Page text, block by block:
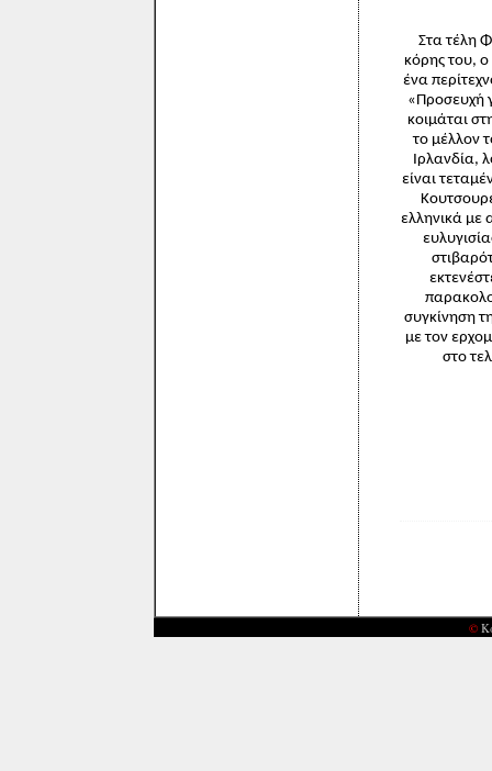
Στα τέλη
κόρης του,
ένα
«Προσευχή
κοιμάται
το μέλλον
Ιρλανδία,
είναι
ελληνικά με
συγκίνηση
με τον
στο
©